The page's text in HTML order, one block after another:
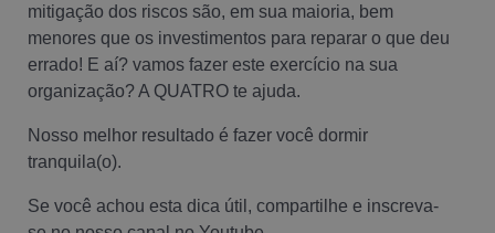
mitigação dos riscos são, em sua maioria, bem
menores que os investimentos para reparar o que deu
errado! E aí? vamos fazer este exercício na sua
organização? A QUATRO te ajuda.
Nosso melhor resultado é fazer você dormir
tranquila(o).
Se você achou esta dica útil, compartilhe e inscreva-